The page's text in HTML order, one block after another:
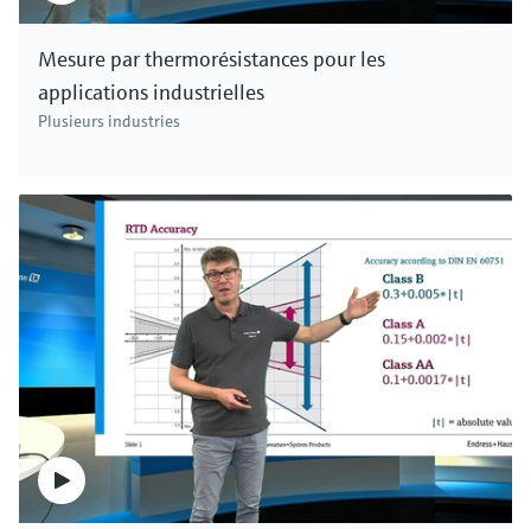
Mesure par thermorésistances pour les
applications industrielles
Plusieurs industries